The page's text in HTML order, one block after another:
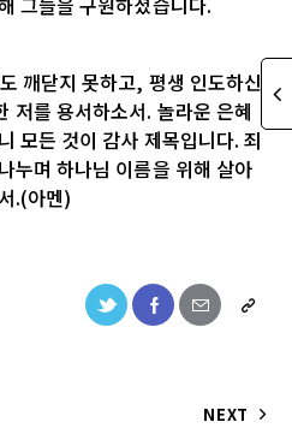
깨닫지 못하고, 평생 인도하신
저를 용서하소서. 놀라운 은혜
모든 것이 감사 제목입니다. 죄
누며 하나님 이름을 위해 살아
.(아멘)
NEXT